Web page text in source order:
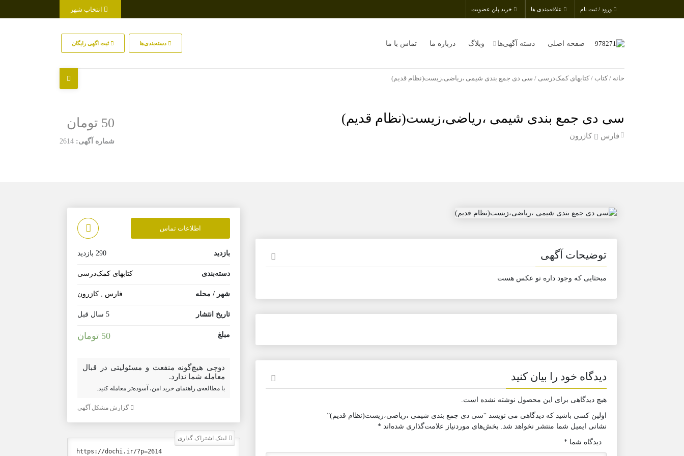
ورود / ثبت نام علاقه‌مندی ها خرید پلن عضویت
صفحه اصلی دسته آگهی‌ها وبلاگ درباره ما تماس با ما دسته‌بندی‌ها ثبت اگهی رایگان
خانه / کتاب / کتابهای کمک‌درسی / سی دی جمع بندی شیمی ،ریاضی،زیست(نظام قدیم)
سی دی جمع بندی شیمی ،ریاضی،زیست(نظام قدیم)
فارس کازرون
50 تومان
شماره آگهی: 2614
توضیحات آگهی
مبحثایی که وجود داره تو عکس هست
دیدگاه خود را بیان کنید
هیچ دیدگاهی برای این محصول نوشته نشده است.
اولین کسی باشید که دیدگاهی می نویسد “سی دی جمع بندی شیمی ،ریاضی،زیست(نظام قدیم)”
نشانی ایمیل شما منتشر نخواهد شد.
بخش‌های موردنیاز علامت‌گذاری شده‌اند *
دیدگاه شما *
اطلاعات تماس
بازدید 290 بازدید
دسته‌بندی کتابهای کمک‌درسی
شهر / محله فارس کازرون
تاریخ انتشار 5 سال قبل
مبلغ 50 تومان
دوچی هیچ‌گونه منفعت و مسئولیتی در قبال
معامله شما ندارد.
با مطالعه‌ی راهنمای خرید امن، آسوده‌تر معامله کنید.
گزارش مشکل آگهی
لینک اشتراک گذاری